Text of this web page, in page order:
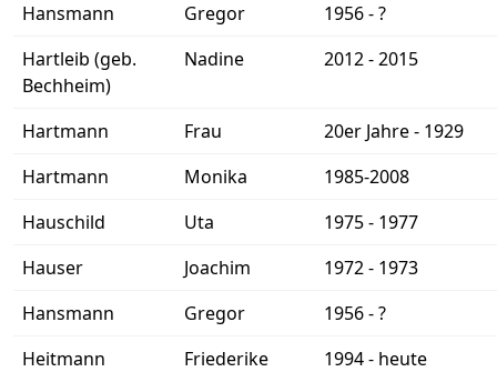
Hansmann
Gregor
1956 - ?
Hartleib (geb.
Bechheim)
Nadine 2012 - 2015
Hartmann Frau
20er Jahre - 1929
Hartmann
Monika
1985-2008
Hauschild
Uta
1975 - 1977
Hauser
Joachim
1972 - 1973
Hansmann
Gregor
1956 - ?
Heitmann
Friederike
1994 - heute